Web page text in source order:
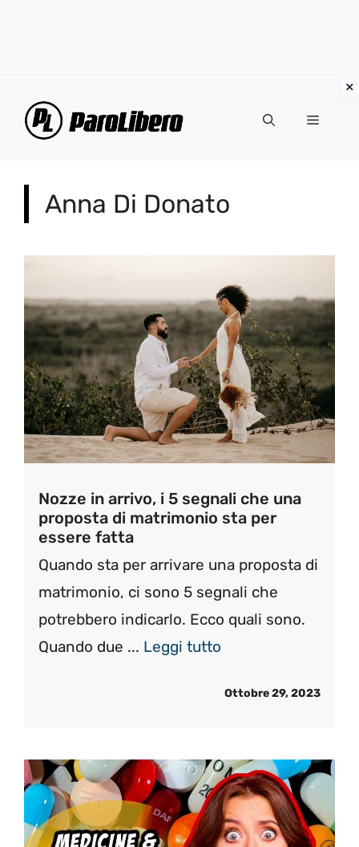
Menu
Anna Di Donato
Nozze in arrivo, i 5 segnali che una
proposta di matrimonio sta per
essere fatta
Quando sta per arrivare una proposta di
matrimonio, ci sono 5 segnali che
potrebbero indicarlo. Ecco quali sono.
Quando due ... Leggi tutto
Ottobre 29, 2023